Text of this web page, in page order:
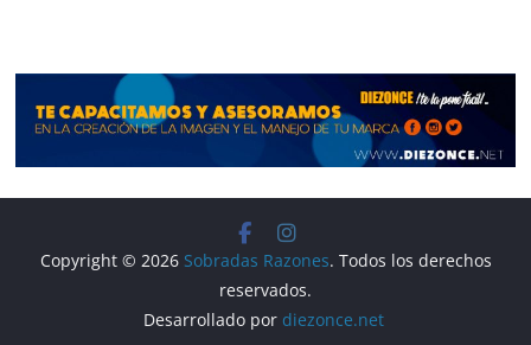
Copyright © 2026 Sobradas Razones. Todos los derechos
reservados.
Desarrollado por diezonce.net